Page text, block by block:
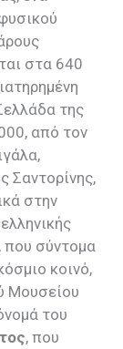
στα 640
της
από τον
Σαντορίνης,
στην
που σύντομα
κοινό,
Μουσείου
του
, που